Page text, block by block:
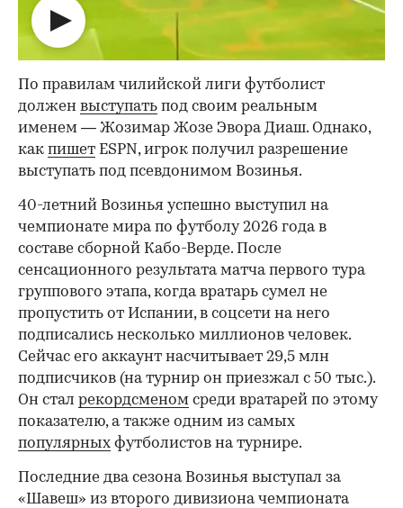
По правилам чилийской лиги футболист
должен выступать под своим реальным
именем — Жозимар Жозе Эвора Диаш. Однако,
как пишет ESPN, игрок получил разрешение
выступать под псевдонимом Возинья.
40-летний Возинья успешно выступил на
чемпионате мира по футболу 2026 года в
составе сборной Кабо-Верде. После
сенсационного результата матча первого тура
группового этапа, когда вратарь сумел не
пропустить от Испании, в соцсети на него
подписались несколько миллионов человек.
Сейчас его аккаунт насчитывает 29,5 млн
подписчиков (на турнир он приезжал с 50 тыс.).
Он стал рекордсменом среди вратарей по этому
показателю, а также одним из самых
популярных футболистов на турнире.
Последние два сезона Возинья выступал за
«Шавеш» из второго дивизиона чемпионата